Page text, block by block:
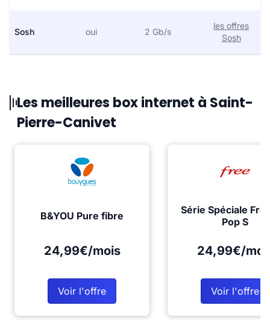
Sosh oui 2 Gb/s
les offres
Sosh
Les meilleures box internet à Saint-
Pierre-Canivet
B&YOU Pure fibre
24,99€/mois
Voir l'offre
Série Spéciale
Pop S
24,99€/
Voir l'offre